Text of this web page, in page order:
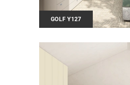
GOLF Y127